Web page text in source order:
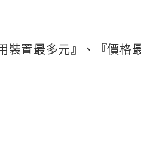
置最多元』、『價格